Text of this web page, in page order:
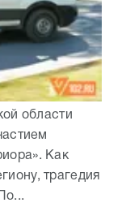
области
Как
трагедия